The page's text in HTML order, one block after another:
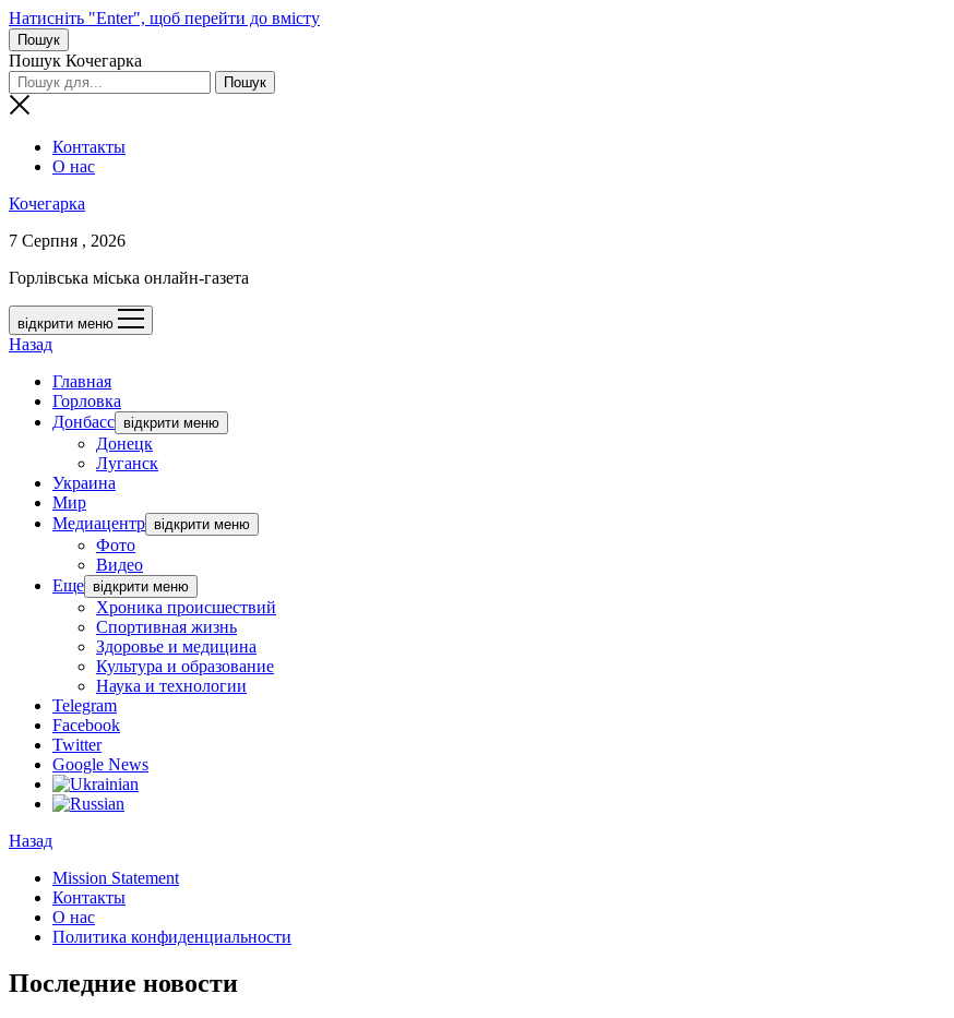
Натисніть "Enter", щоб перейти до вмісту
Пошук
Пошук Кочегарка
Контакты
О нас
Кочегарка
7 Серпня , 2026
Горлівська міська онлайн-газета
відкрити меню
Назад
Главная
Горловка
Донбасс відкрити меню
Донецк
Луганск
Украина
Мир
Медиацентр відкрити меню
Фото
Видео
Еще відкрити меню
Хроника происшествий
Спортивная жизнь
Здоровье и медицина
Культура и образование
Наука и технологии
Telegram
Facebook
Twitter
Google News
Назад
Mission Statement
Контакты
О нас
Политика конфиденциальности
Последние новости